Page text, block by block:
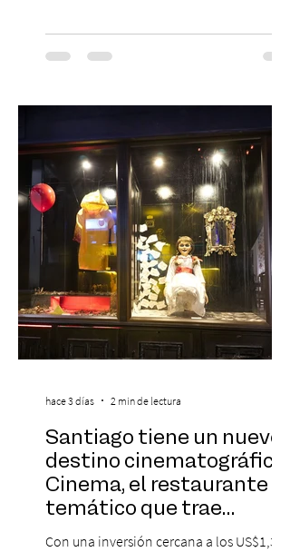
musical única e inolvidable con motivo del
Día del Niño. El espectáculo Hollywood
de todos los tiempos en un concierto en
sinfónica en pleno, coro y una
sorprendente puesta en escena pensada
especialmente pa
Santiago tiene un nuevo
destino cinematográfico:
Cinema, el restaurante
temático que trae
Hollywood a Chile
Con una inversión cercana a los US$1,3
hace 3 días 2 min de lectura